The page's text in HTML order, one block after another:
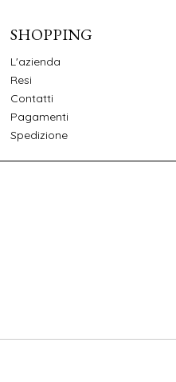
SHOPPING
L'azienda
Resi
Contatti
Pagamenti
Spedizione